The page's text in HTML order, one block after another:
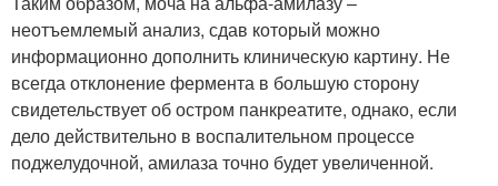
неотъемлемый анализ, сдав который можно
информационно дополнить клиническую картину. Не
всегда отклонение фермента в большую сторону
свидетельствует об остром панкреатите, однако, если
дело действительно в воспалительном процессе
поджелудочной, амилаза точно будет увеличенной.